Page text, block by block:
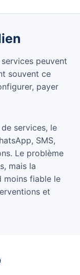
peuvent
souvent ce
payer
services, le
SMS,
Le problème
mais la
moins fiable le
et